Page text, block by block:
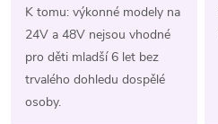
K tomu: výkonné modely na
24V a 48V nejsou vhodné
pro děti mladší 6 let bez
trvalého dohledu dospělé
osoby.